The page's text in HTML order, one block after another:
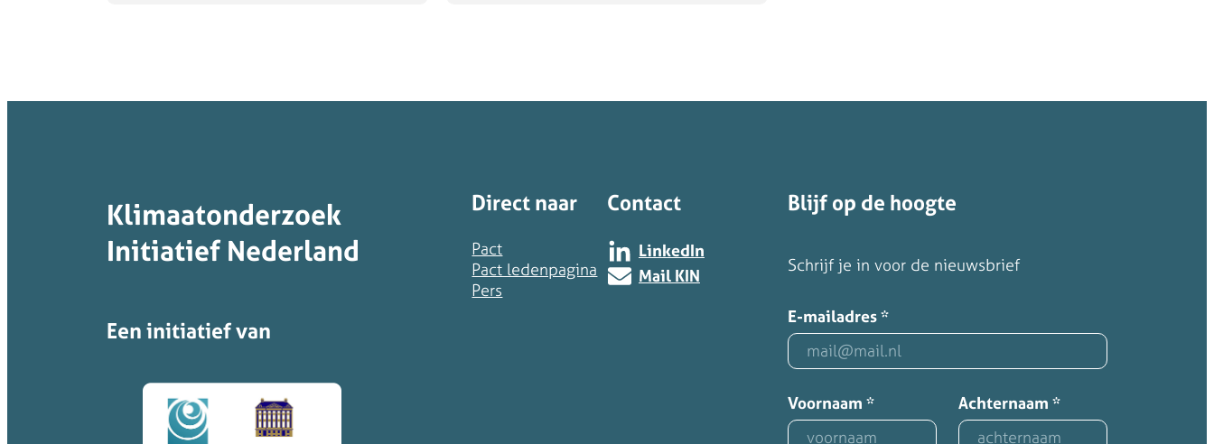
Klimaatonderzoek
Initiatief Nederland
Een initiatief van
Direct naar
Pact
Pact ledenpagina
Pers
Contact
LinkedIn
Mail KIN
Blijf op de hoogte
Schrijf je in voor de nieuwsbrief
E-mailadres*
Voornaam * Achternaam *